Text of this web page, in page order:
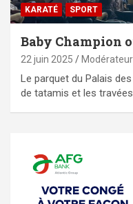
KARATÉ SPORT
Baby Champion
22 juin 2025
Le parquet du Palais
de tatamis et les